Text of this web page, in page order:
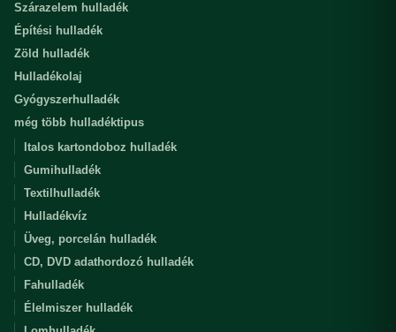
Szárazelem hulladék
Építési hulladék
Zöld hulladék
Hulladékolaj
Gyógyszerhulladék
még több hulladéktipus
Italos kartondoboz hulladék
Gumihulladék
Textilhulladék
Hulladékvíz
Üveg, porcelán hulladék
CD, DVD adathordozó hulladék
Fahulladék
Élelmiszer hulladék